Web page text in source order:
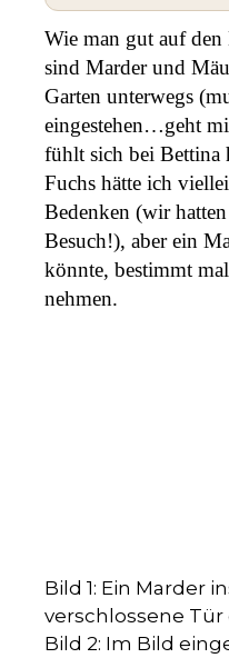
Wie man gut auf
sind Marder und
Garten unterwegs
eingestehen…geht
fühlt sich bei Bettina
Fuchs hätte ich
Bedenken (wir
Besuch!), aber ein
könnte, bestimmt
nehmen.
Bild 1: Ein Marder
verschlossene
Bild 2: Im Bild